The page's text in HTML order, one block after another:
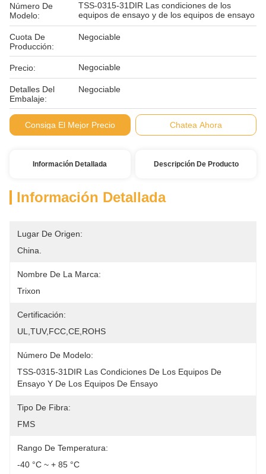
Número De
Modelo:
TSS-0315-31DIR Las condiciones de los
equipos de ensayo y de los equipos de ensayo
Cuota De
Producción:
Negociable
Precio: Negociable
Detalles Del
Embalaje:
Negociable
Condiciones De
Pago:Consiga El Mejor Precio Chatea Ahora
Información Detallada Descripción De Producto
Información Detallada
Lugar De Origen:
China.
Nombre De La Marca:
Trixon
Certificación:
UL,TUV,FCC,CE,ROHS
Número De Modelo:
TSS-0315-31DIR Las Condiciones De Los Equipos De
Ensayo Y De Los Equipos De Ensayo
Tipo De Fibra:
FMS
Rango De Temperatura:
-40 °C ~ + 85 °C